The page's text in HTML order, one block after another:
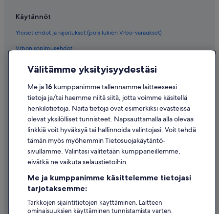
Käytännöt
Yleiset ehdot ja rajoitukset (pois lukien Vrbo-varaukset)
Vrbon sopimusehdot
Evästeet
Käyttöehdot
Oikeudelliset tiedot / ota meihin yhteyttä
Sisältövaatimukset ja ilmoituksen tekeminen sisällöstä
Tuki
Ota yhteyttä
Välitämme yksityisyydestäsi
Me ja16 kumppanimme tallennamme laitteeseesi
tietoja ja/tai haemme niitä siitä, jotta voimme käsitellä
henkilötietoja. Näitä tietoja ovat esimerkiksi evästeissä
olevat yksilölliset tunnisteet. Napsauttamalla alla olevaa
linkkiä voit hyväksyä tai hallinnoida valintojasi. Voit tehdä
tämän myös myöhemmin Tietosuojakäytäntö-
sivullamme. Valintasi välitetään kumppaneillemme,
eivätkä ne vaikuta selaustietoihin.
Me ja kumppanimme käsittelemme tietojasi
tarjotaksemme:
Tarkkojen sijaintitietojen käyttäminen. Laitteen
ominaisuuksien käyttäminen tunnistamista varten.